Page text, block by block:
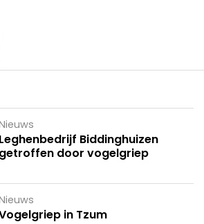
Leghenbedrijf Biddinghuizen
getroffen door vogelgriep
in Tzum